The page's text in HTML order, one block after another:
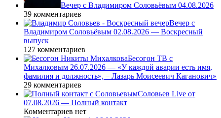
Вечер с Владимиром Соловьёвым 04.08.2026
39 комментариев
Вечер с
Владимиром Соловьёвым 02.08.2026 — Воскресный
выпуск
127 комментариев
Бесогон ТВ с
Михалковым 26.07.2026 — «У каждой аварии есть имя,
фамилия и должность», – Лазарь Моисеевич Каганович»
29 комментариев
Соловьев Live от
07.08.2026 — Полный контакт
Комментариев нет